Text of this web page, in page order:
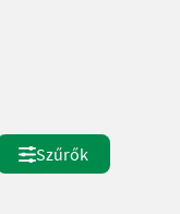
Szűrők